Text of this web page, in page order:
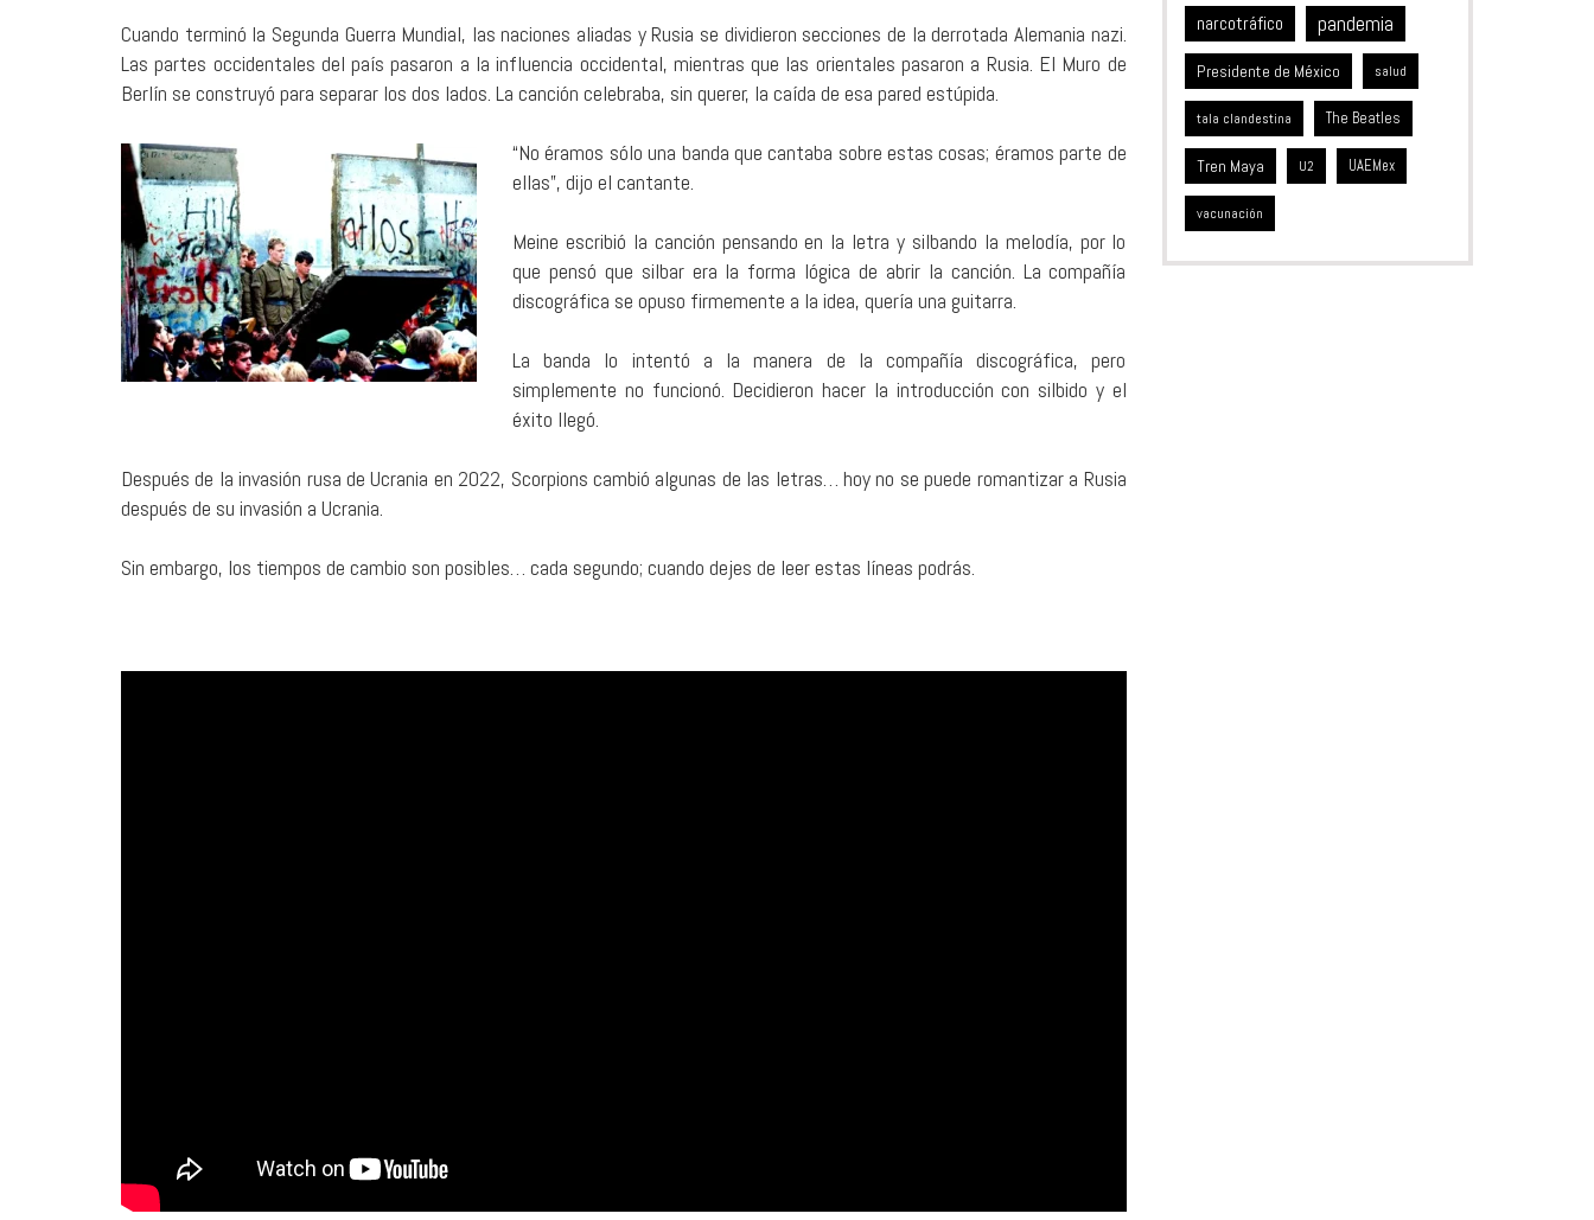
Cuando terminó la Segunda Guerra Mundial, las naciones aliadas y Rusia se dividieron secciones de la derrotada Alemania nazi.
Las partes occidentales del país pasaron a la influencia occidental, mientras que las orientales pasaron a Rusia. El Muro de
Berlín se construyó para separar los dos lados. La canción celebraba, sin querer, la caída de esa pared estúpida.
“No éramos sólo una banda que cantaba sobre estas cosas; éramos parte de
ellas”, dijo el cantante.
Meine escribió la canción pensando en la letra y silbando la melodía, por lo
que pensó que silbar era la forma lógica de abrir la canción. La compañía
discográfica se opuso firmemente a la idea, quería una guitarra.
La banda lo intentó a la manera de la compañía discográfica, pero
simplemente no funcionó. Decidieron hacer la introducción con silbido y el
éxito llegó.
Después de la invasión rusa de Ucrania en 2022, Scorpions cambió algunas de las letras… hoy no se puede romantizar a Rusia
después de su invasión a Ucrania.
Sin embargo, los tiempos de cambio son posibles… cada segundo; cuando dejes de leer estas líneas podrás.
narcotráfico pandemia
Presidente de México salud
tala clandestina The Beatles
Tren Maya U2 UAEMex
vacunación